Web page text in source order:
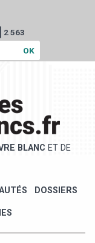
2 563
BLANC ET DE
DOSSIERS